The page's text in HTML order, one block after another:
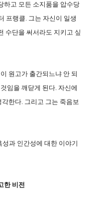
하고 모든 소지품을 압수당
프랭클. 그는 자신이 일생
수단을 써서라도 지키고 싶
원고가 출간되느냐 안 되
임을 깨닫게 된다. 자신에
한다. 그리고 그는 죽음보
과 인간성에 대한 이야기
한 비전